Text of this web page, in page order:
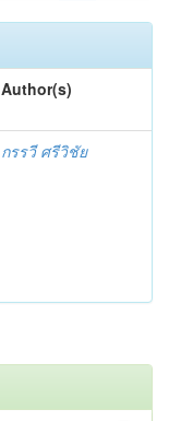
Author(s)
กรรวี ศรีวิชัย